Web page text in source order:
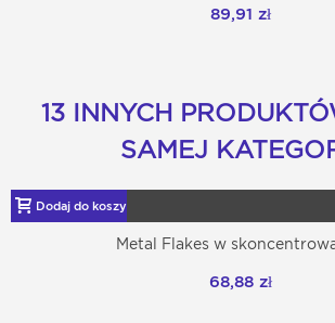
89,91 zł
13 INNYCH
SAMEJ
Dodaj do koszyka
Metal Flakes w
68,88 zł